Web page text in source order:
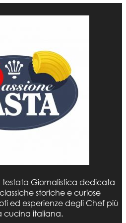
testata Giornalistica dedicata
storiche e curiose
ed esperienze degli Chef più
cucina italiana.